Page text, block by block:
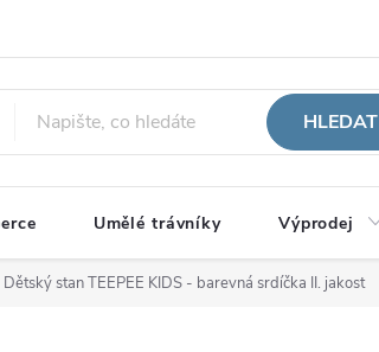
HLEDAT
Umělé trávníky Výprodej
Dětský stan TEEPEE KIDS - barevná srdíčka II. jakost